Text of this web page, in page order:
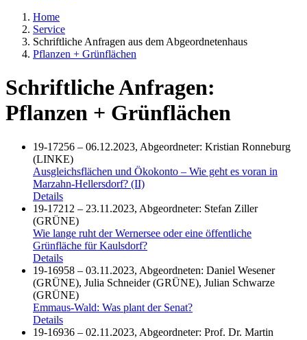
Home
Service
Schriftliche Anfragen aus dem Abgeordnetenhaus
Pflanzen + Grünflächen
Schriftliche Anfragen:
Pflanzen + Grünflächen
19-17256 – 06.12.2023, Abgeordneter: Kristian Ronneburg
(LINKE)
Ausgleichsflächen und Ökokonto – Wie geht es voran in
Marzahn-Hellersdorf? (II)
Details
19-17212 – 23.11.2023, Abgeordneter: Stefan Ziller
(GRÜNE)
Wie lange ruht der Wernersee oder eine öffentliche
Grünfläche für Kaulsdorf?
Details
19-16958 – 03.11.2023, Abgeordneten: Daniel Wesener
(GRÜNE), Julia Schneider (GRÜNE), Julian Schwarze
(GRÜNE)
Emmaus-Wald: Was plant der Senat?
Details
19-16936 – 02.11.2023, Abgeordneter: Prof. Dr. Martin